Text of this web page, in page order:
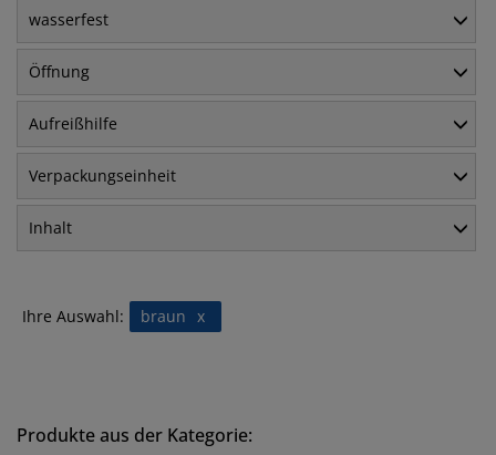
wasserfest
Öffnung
Aufreißhilfe
Verpackungseinheit
Inhalt
Ihre Auswahl: x
braun
Produkte aus der Kategorie: